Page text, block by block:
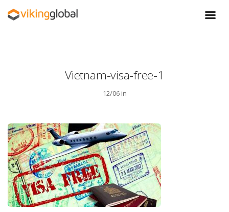
Vietnam-visa-free-1
12/06 in